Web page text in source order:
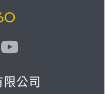
公司